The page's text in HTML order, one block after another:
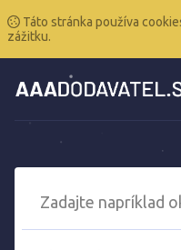
Táto stránka používa
zážitku.